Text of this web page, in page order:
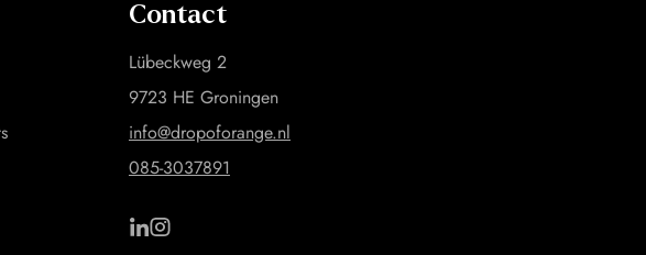
Contact
Lübeckweg 2
9723 HE Groningen
info@dropoforange.nl
085-3037891